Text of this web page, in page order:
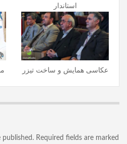
استاندار
عکاسی همایش و ساخت تیزر
published. Required fields are marked